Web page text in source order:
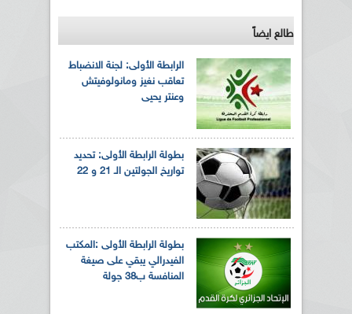
طالع ايضاً
الرابطة الأولى: لجنة الانضباط
تعاقب نغيز ومانولوفيتش
وعنتر يحيى
بطولة الرابطة الأولى: تحديد
تواريخ الجولتين الـ 21 و 22
بطولة الرابطة الأولى :المكتب
الفيدرالي يبقي على صيغة
المنافسة ب38 جولة